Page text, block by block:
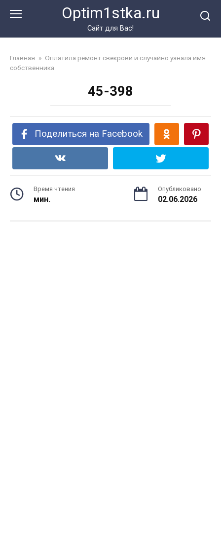
Optim1stka.ru
Сайт для Вас!
Главная » Оплатила ремонт свекрови и случайно узнала имя
собственника
45-398
Поделиться на Facebook
Время чтения
мин.
Опубликовано
02.06.2026